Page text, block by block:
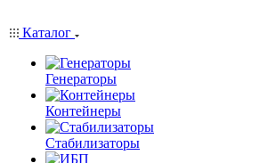
Каталог
Генераторы
Контейнеры
Стабилизаторы